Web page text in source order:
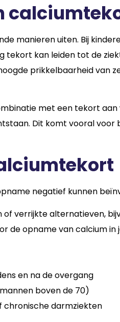
manieren uiten. Bij
tekort kan leiden tot de
prikkelbaarheid van
met een tekort
Dit komt vooral voor
negatief kunnen
verrijkte alternatieven,
de opname van calcium in
en na de overgang
boven de 70)
chronische darmziekten